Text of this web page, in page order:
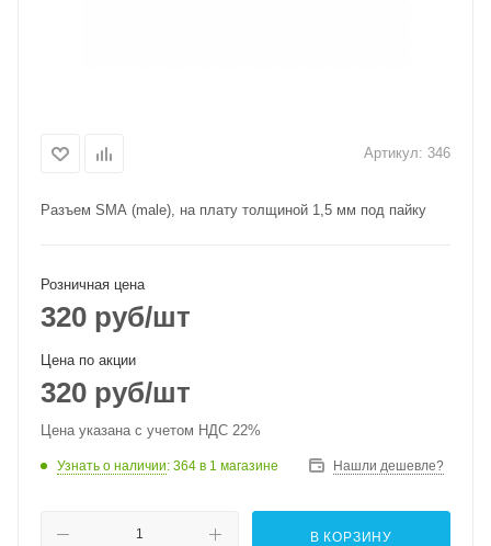
Артикул: 346
Разъем SМА (male), на плату толщиной 1,5 мм под пайку
Розничная цена
320 руб/шт
Цена по акции
320 руб/шт
Цена указана с учетом НДС 22%
Узнать о наличии: 364 в 1 магазине Нашли дешевле?
В КОРЗИНУ